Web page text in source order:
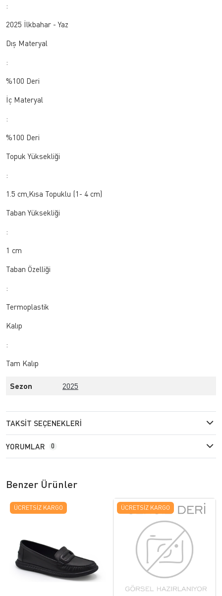
:
2025 İlkbahar - Yaz
Dış Materyal
:
%100 Deri
İç Materyal
:
%100 Deri
Topuk Yüksekliği
:
1.5 cm,Kısa Topuklu (1- 4 cm)
Taban Yüksekliği
:
1 cm
Taban Özelliği
:
Termoplastik
Kalıp
:
Tam Kalıp
Sezon 2025
TAKSIT SEÇENEKLERI
YORUMLAR 0
Benzer Ürünler
ÜCRETSIZ KARGO ÜCRETSIZ KARGO